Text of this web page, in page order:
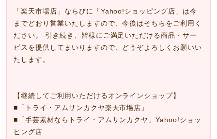
「楽天市場店」ならびに「Yahoo!ショッピング店」は今
までどおり営業いたしますので、今後はそちらをご利用く
ださい。 引き続き、皆様にご満足いただける商品・サー
ビスを提供してまいりますので、どうぞよろしくお願いい
たします。
【継続してご利用いただけるオンラインショップ】
■ 「トライ・アムサンカクヤ楽天市場店」
■ 「手芸素材ならトライ・アムサンカクヤ」Yahoo!ショッ
ピング店